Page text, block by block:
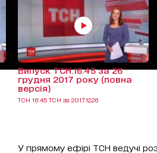
Випуск ТСН.16:45 за 26
грудня 2017 року (повна
версія)
ТСН 16:45 ТСН за 2017.12.26
У прямому ефірі ТСН ведучі